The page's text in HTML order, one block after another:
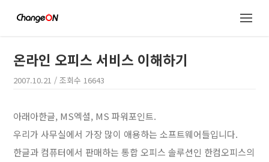
온라인 오피스 서비스 이해하기
2007.10.21 / 조회수16643
아래아한글, MS엑셜, MS 파워포인트.
우리가 사무실에서 가장 많이 애용하는 소프트웨어들입니다.
한글과 컴퓨터에서 판매하는 통합 오피스 솔루션인 한컴오피스의